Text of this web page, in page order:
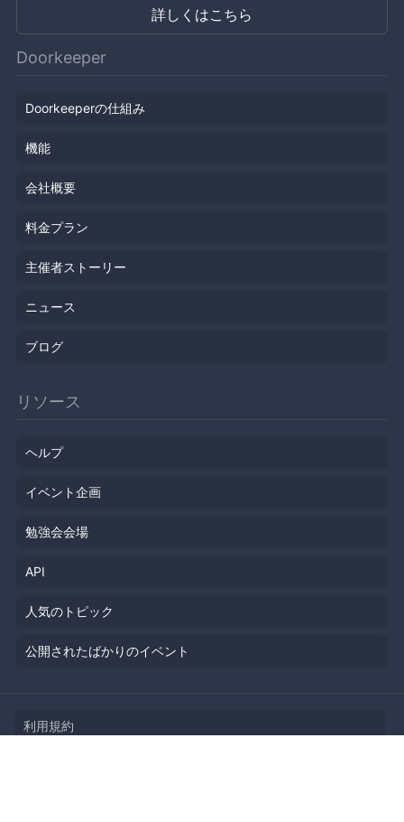
詳しくはこちら
Doorkeeper
Doorkeeperの仕組み
機能
会社概要
料金プラン
主催者ストーリー
ニュース
ブログ
リソース
ヘルプ
イベント企画
勉強会会場
API
人気のトピック
公開されたばかりのイベント
利用規約